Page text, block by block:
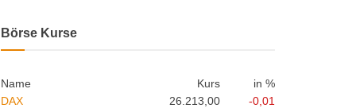
Börse Kurse
Name Kurs
in %
DAX
26.213,00
-0,01